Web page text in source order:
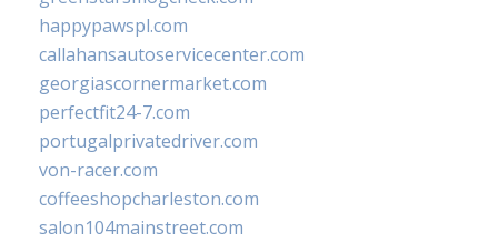
happypawspl.com
callahansautoservicecenter.com
georgiascornermarket.com
perfectfit24-7.com
portugalprivatedriver.com
von-racer.com
coffeeshopcharleston.com
salon104mainstreet.com